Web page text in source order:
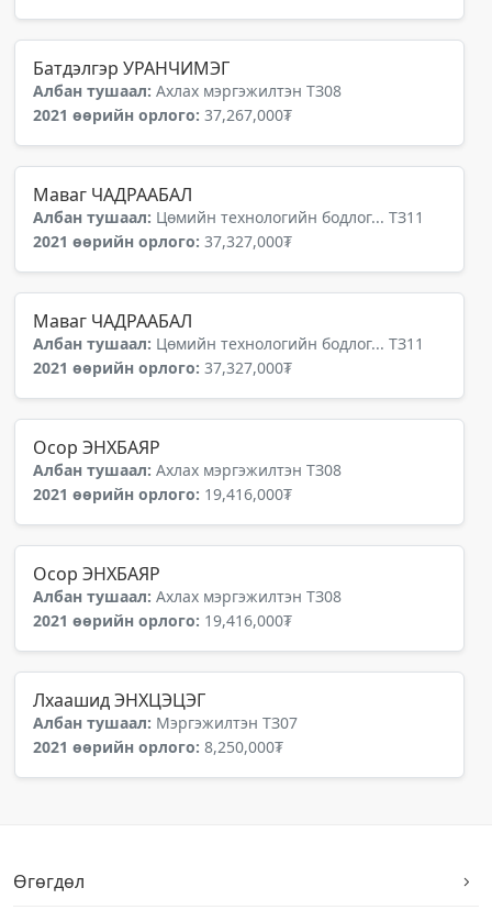
Батдэлгэр УРАНЧИМЭГ
Албан тушаал: Ахлах мэргэжилтэн ТЗ08
2021 өөрийн орлого: 37,267,000₮
Маваг ЧАДРААБАЛ
Албан тушаал: Цөмийн технологийн бодлог... ТЗ11
2021 өөрийн орлого: 37,327,000₮
Маваг ЧАДРААБАЛ
Албан тушаал: Цөмийн технологийн бодлог... ТЗ11
2021 өөрийн орлого: 37,327,000₮
Осор ЭНХБАЯР
Албан тушаал: Ахлах мэргэжилтэн ТЗ08
2021 өөрийн орлого: 19,416,000₮
Осор ЭНХБАЯР
Албан тушаал: Ахлах мэргэжилтэн ТЗ08
2021 өөрийн орлого: 19,416,000₮
Лхаашид ЭНХЦЭЦЭГ
Албан тушаал: Мэргэжилтэн ТЗ07
2021 өөрийн орлого: 8,250,000₮
Өгөгдөл